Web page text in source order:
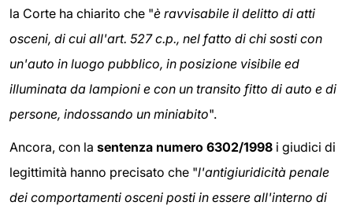
la Corte ha chiarito che "è ravvisabile il delitto di atti
osceni, di cui all'art. 527 c.p., nel fatto di chi sosti con
un'auto in luogo pubblico, in posizione visibile ed
illuminata da lampioni e con un transito fitto di auto e di
persone, indossando un miniabito".
Ancora, con la sentenza numero 6302/1998 i giudici di
legittimità hanno precisato che "l'antigiuridicità penale
dei comportamenti osceni posti in essere all'interno di